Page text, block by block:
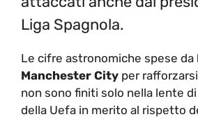
Liga Spagnola.
Le cifre astronomiche spese da
Manchester City per
non sono finiti solo nella lente
della Uefa in merito al rispetto